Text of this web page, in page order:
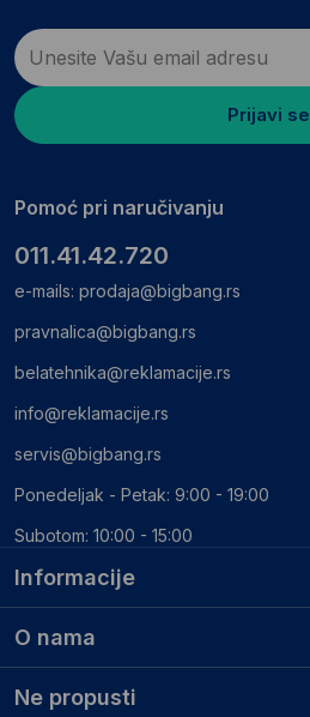
Informacije
O nama
Ne propusti
Prijavi se
Pomoć pri naručivanju
011.41.42.720
e-mails: prodaja@bigbang.rs
pravnalica@bigbang.rs
belatehnika@reklamacije.rs
info@reklamacije.rs
servis@bigbang.rs
Ponedeljak - Petak: 9:00 - 19:00
Subotom: 10:00 - 15:00